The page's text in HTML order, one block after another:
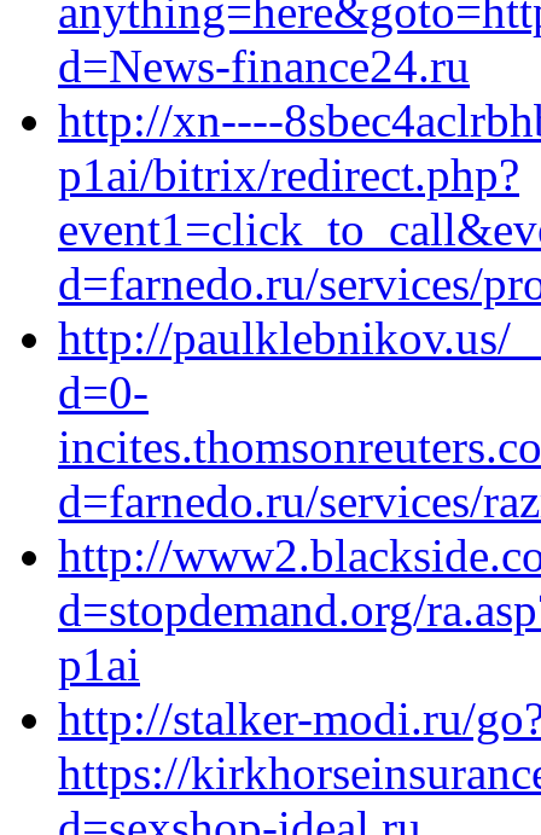
d=News-finance24.ru
http://xn----
p1ai/bitrix/redirect.php?
d=farnedo.ru/services/
http://paulklebnikov.us/
d=0-
d=farnedo.ru/services/
http://
d=stopdemand.org/
p1ai
http://stalker-modi.ru/
https://